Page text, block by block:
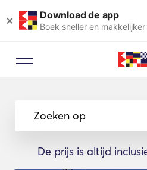
× Download de app
Boek sneller en makkelijker
Zoeken op
De prijs is altijd